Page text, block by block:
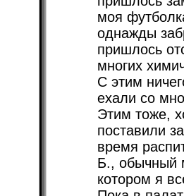
моя
однажды
пришлось
многих
С этим
ехали со
Этим тоже,
поставили
время
Б., обычный
котором я